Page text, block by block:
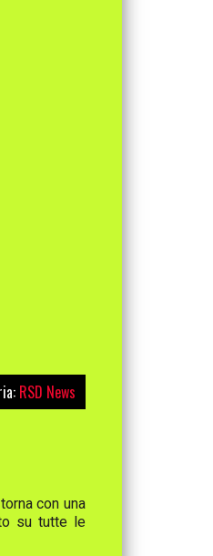
RSD News
con una
su tutte le